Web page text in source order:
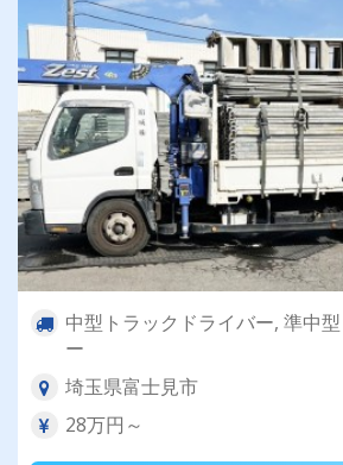
中型トラックドライバー, 準中
ー
埼玉県富士見市
28万円～